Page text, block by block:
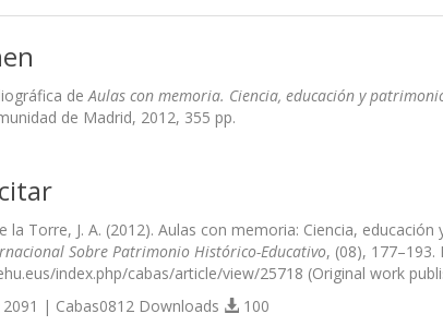
deAulas con memoria. Ciencia, educación y
de Madrid, 2012, 355 pp.
la Torre, J. A. (2012). Aulas con memoria: Ciencia,
Sobre Patrimonio Histórico-Educativo, (08), 177–193.
index.php/cabas/article/view/25718 (Original work
2091 | Cabas0812 Downloads 100